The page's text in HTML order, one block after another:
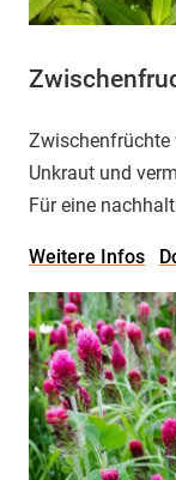
Zwischenfrüchte
Unkraut und
Für eine
Weitere Infos